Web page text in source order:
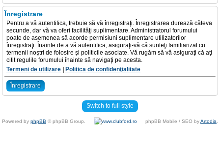
Înregistrare
Pentru a vă autentifica, trebuie să vă înregistraţi. Înregistrarea durează câteva
secunde, dar vă va oferi facilităţi suplimentare. Administratorul forumului
poate de asemenea să acorde permisiuni suplimentare utilizatorilor
înregistraţi. Înainte de a vă autentifica, asiguraţi-vă că sunteţi familiarizat cu
termenii noştri de folosire şi politicile asociate. Vă rugăm să vă asiguraţi că aţi
citit regulile forumului înainte să navigaţi pe acesta.
Termeni de utilizare
Politica de confidenţialitate
Înregistrare
Switch to full style
Powered by phpBB © phpBB Group. phpBB Mobile / SEO byArtodia